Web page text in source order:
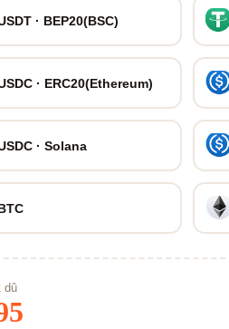
· BEP20(BSC)
· ERC20(Ethereum)
· Solana
dû